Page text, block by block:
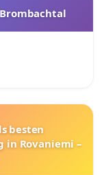
besten
in Rovaniemi –